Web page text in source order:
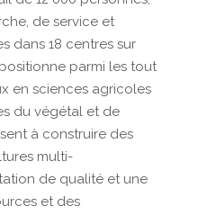
de service et
dans 18 centres sur
parmi les tout
en sciences agricoles
du végétal et de
à construire des
multi-
de qualité et une
et des